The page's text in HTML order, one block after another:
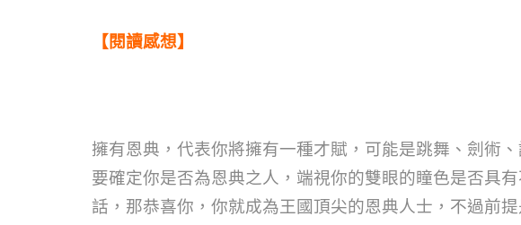
【閱讀感想】
擁有恩典，代表你將擁有一種才賦，可能是跳舞、劍術
要確定你是否為恩典之人，端視你的雙眼的瞳色是否具
話，那恭喜你，你就成為王國頂尖的恩典人士，不過前